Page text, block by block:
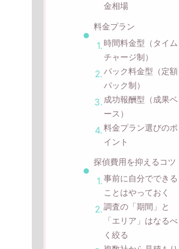
金相場
料金プラン
時間料金型（タイム
チャージ制）
パック料金型（定額
パック制）
成功報酬型（成果ベ
ース）
料金プラン選びのポ
イント
探偵費用を抑えるコツ
事前に自分でできる
ことはやっておく
調査の「期間」と
「エリア」はなるべ
く絞る